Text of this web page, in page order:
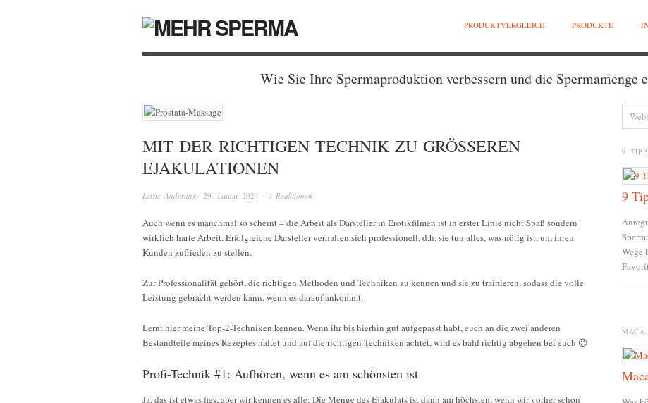
PRODUKTVERGLEICH PRODUKTE
Wie Sie Ihre Spermaproduktion verbessern und die Spermamenge
MIT DER RICHTIGEN TECHNIK ZU GRÖSSEREN E
JAKULATIONEN
Letzte Änderung: 29. Januar 2024 · 9 Reaktionen
Auch wenn es manchmal so scheint – die Arbeit als Darsteller in Erotikfilmen ist in erster Linie nicht Spaß sondern
wirklich harte Arbeit. Erfolgreiche Darsteller verhalten sich professionell, d.h. sie tun alles, was nötig ist, um ihren
Kunden zufrieden zu stellen.
Zur Professionalität gehört, die richtigen Methoden und Techniken zu kennen und sie zu trainieren, sodass die volle
Leistung gebracht werden kann, wenn es darauf ankommt.
Lernt hier meine Top-2-Techniken kennen. Wenn ihr bis hierhin gut aufgepasst habt, euch an die zwei anderen
Bestandteile meines Rezeptes haltet und auf die richtigen Techniken achtet, wird es bald richtig abgehen bei euch 😉
Profi-Technik #1: Aufhören, wenn es am schönsten ist
Ja, das ist etwas fies, aber wir kennen es alle: Die Menge des Ejakulats ist dann am höchsten, wenn wir vorher schon
9
9
Wege